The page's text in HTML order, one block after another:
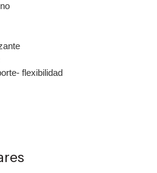
flexibilidad